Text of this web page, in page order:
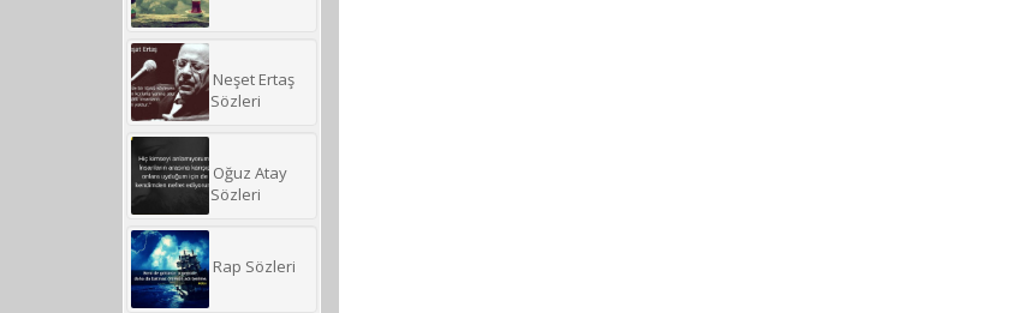
Neşet Ertaş
Sözleri
Oğuz Atay
Sözleri
Rap Sözleri